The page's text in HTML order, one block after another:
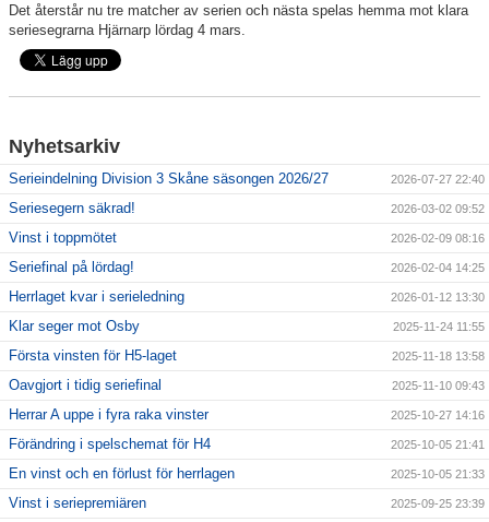
Det återstår nu tre matcher av serien och nästa spelas hemma mot klara
seriesegrarna Hjärnarp lördag 4 mars.
Nyhetsarkiv
Serieindelning Division 3 Skåne säsongen 2026/27 2026-07-27 22:40
Seriesegern säkrad! 2026-03-02 09:52
Vinst i toppmötet 2026-02-09 08:16
Seriefinal på lördag! 2026-02-04 14:25
Herrlaget kvar i serieledning 2026-01-12 13:30
Klar seger mot Osby 2025-11-24 11:55
Första vinsten för H5-laget 2025-11-18 13:58
Oavgjort i tidig seriefinal 2025-11-10 09:43
Herrar A uppe i fyra raka vinster 2025-10-27 14:16
Förändring i spelschemat för H4 2025-10-05 21:41
En vinst och en förlust för herrlagen 2025-10-05 21:33
Vinst i seriepremiären 2025-09-25 23:39